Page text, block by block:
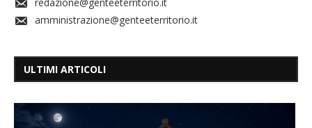
amministrazione@genteeterritorio.it
ULTIMI ARTICOLI